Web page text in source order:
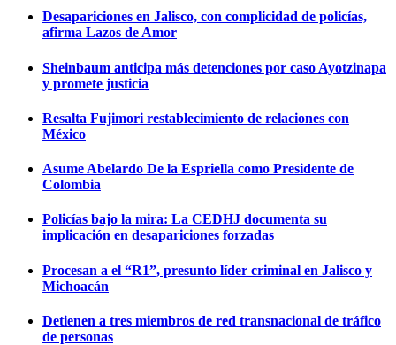
Desapariciones en Jalisco, con complicidad de policías,
afirma Lazos de Amor
Sheinbaum anticipa más detenciones por caso Ayotzinapa
y promete justicia
Resalta Fujimori restablecimiento de relaciones con
México
Asume Abelardo De la Espriella como Presidente de
Colombia
Policías bajo la mira: La CEDHJ documenta su
implicación en desapariciones forzadas
Procesan a el “R1”, presunto líder criminal en Jalisco y
Michoacán
Detienen a tres miembros de red transnacional de tráfico
de personas